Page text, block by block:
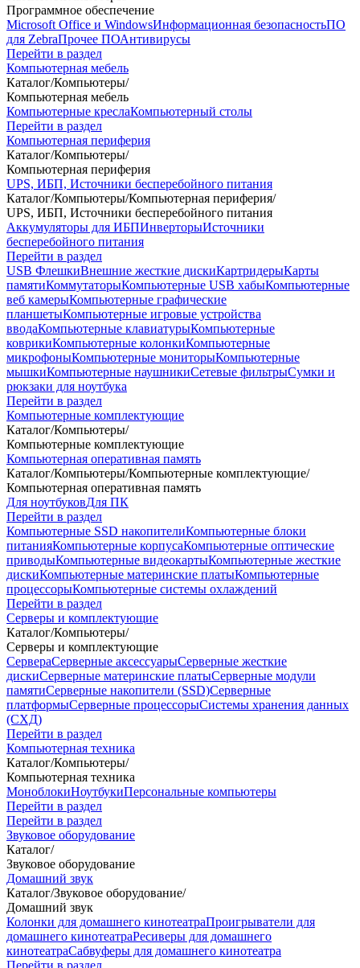
Программное обеспечение
Microsoft Office и WindowsИнформационная безопасностьПО
для ZebraПрочее ПОАнтивирусы
Перейти в раздел
Компьютерная мебель
Каталог/Компьютеры/
Компьютерная мебель
Компьютерные креслаКомпьютерный столы
Перейти в раздел
Компьютерная периферия
Каталог/Компьютеры/
Компьютерная периферия
UPS, ИБП, Источники бесперебойного питания
Каталог/Компьютеры/Компьютерная периферия/
UPS, ИБП, Источники бесперебойного питания
Аккумуляторы для ИБПИнверторыИсточники
бесперебойного питания
Перейти в раздел
USB ФлешкиВнешние жесткие дискиКартридерыКарты
памятиКоммутаторыКомпьютерные USB хабыКомпьютерные
веб камерыКомпьютерные графические
планшетыКомпьютерные игровые устройства
вводаКомпьютерные клавиатурыКомпьютерные
коврикиКомпьютерные колонкиКомпьютерные
микрофоныКомпьютерные мониторыКомпьютерные
мышкиКомпьютерные наушникиСетевые фильтрыСумки и
рюкзаки для ноутбука
Перейти в раздел
Компьютерные комплектующие
Каталог/Компьютеры/
Компьютерные комплектующие
Компьютерная оперативная память
Каталог/Компьютеры/Компьютерные комплектующие/
Компьютерная оперативная память
Для ноутбуковДля ПК
Перейти в раздел
Компьютерные SSD накопителиКомпьютерные блоки
питанияКомпьютерные корпусаКомпьютерные оптические
приводыКомпьютерные видеокартыКомпьютерные жесткие
дискиКомпьютерные материнские платыКомпьютерные
процессорыКомпьютерные системы охлаждений
Перейти в раздел
Серверы и комплектующие
Каталог/Компьютеры/
Серверы и комплектующие
СервераСерверные аксессуарыСерверные жесткие
дискиСерверные материнские платыСерверные модули
памятиСерверные накопители (SSD)Серверные
платформыСерверные процессорыСистемы хранения данных
(СХД)
Перейти в раздел
Компьютерная техника
Каталог/Компьютеры/
Компьютерная техника
МоноблокиНоутбукиПерсональные компьютеры
Перейти в раздел
Перейти в раздел
Звуковое оборудование
Каталог/
Звуковое оборудование
Домашний звук
Каталог/Звуковое оборудование/
Домашний звук
Колонки для домашнего кинотеатраПроигрыватели для
домашнего кинотеатраРесиверы для домашнего
кинотеатраСабвуферы для домашнего кинотеатра
Перейти в раздел